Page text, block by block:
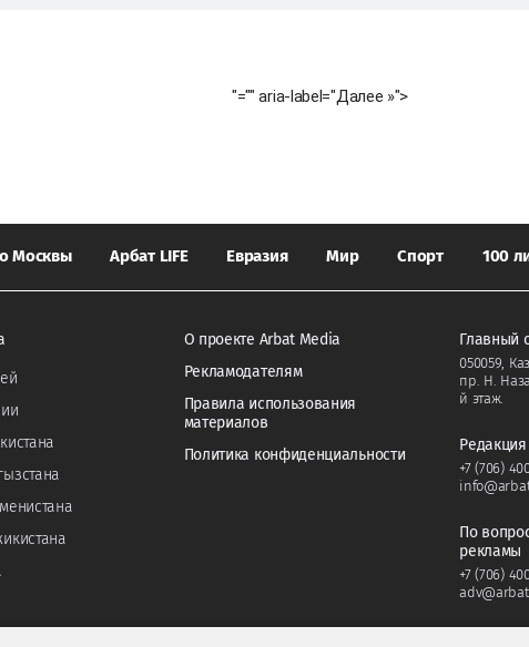
"="" aria-label="Далее »">
Москвы Арбат LIFE Евразия Мир Спорт 100
О проекте Arbat Media
Рекламодателям
Правила использования
материалов
Политика конфиденциальности
Главный
050059,
пр. Н.
й этаж.
Редакция
+7 (706)
По
рекламы
+7 (706)